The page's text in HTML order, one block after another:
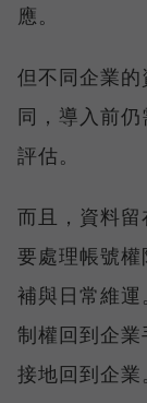
應。
但不同企業
同，導入前
評估。
而且，資料
要處理帳號
補與日常維
制權回到企
接地回到企業